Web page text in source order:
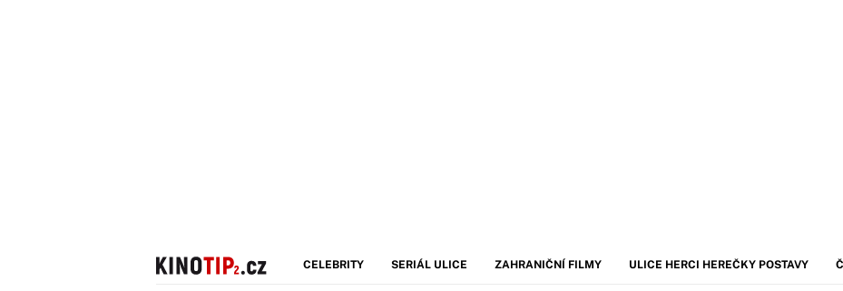
CELEBRITY SERIÁL ULICE ZAHRANIČNÍ FILMY ULICE HERCI HEREČKY POSTAVY